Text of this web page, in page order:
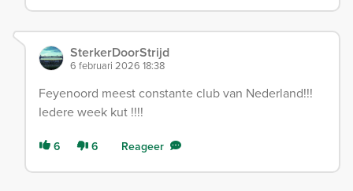
SterkerDoorStrijd
6 februari 2026 18:38
Feyenoord meest constante club van Nederland!!!
Iedere week kut !!!!
6 6 Reageer